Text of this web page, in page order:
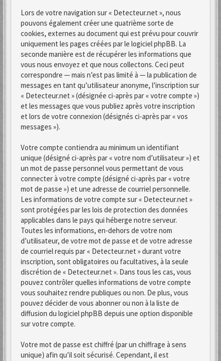
Lors de votre navigation sur « Detecteur.net », nous
pouvons également créer une quatrième sorte de
cookies, externes au document qui est prévu pour couvrir
uniquement les pages créées par le logiciel phpBB. La
seconde manière est de récupérer les informations que
vous nous envoyez et que nous collectons. Ceci peut
correspondre — mais n’est pas limité à — la publication de
messages en tant qu’utilisateur anonyme, l’inscription sur
« Detecteur.net » (désignée ci-après par « votre compte »)
et les messages que vous publiez après votre inscription
et lors de votre connexion (désignés ci-après par « vos
messages »).
Votre compte contiendra au minimum un identifiant
unique (désigné ci-après par « votre nom d’utilisateur ») et
un mot de passe personnel vous permettant de vous
connecter à votre compte (désigné ci-après par « votre
mot de passe ») et une adresse de courriel personnelle.
Les informations de votre compte sur « Detecteur.net »
sont protégées par les lois de protection des données
applicables dans le pays qui héberge notre serveur.
Toutes les informations, en-dehors de votre nom
d’utilisateur, de votre mot de passe et de votre adresse
de courriel requis par « Detecteur.net » durant votre
inscription, sont obligatoires ou facultatives, à la seule
discrétion de « Detecteur.net ». Dans tous les cas, vous
pouvez contrôler quelles informations de votre compte
vous souhaitez rendre publiques ou non. De plus, vous
pouvez décider de vous abonner ou non à la liste de
diffusion du logiciel phpBB depuis une option disponible
sur votre compte.
Votre mot de passe est chiffré (par un chiffrage à sens
unique) afin qu’il soit sécurisé. Cependant, il est